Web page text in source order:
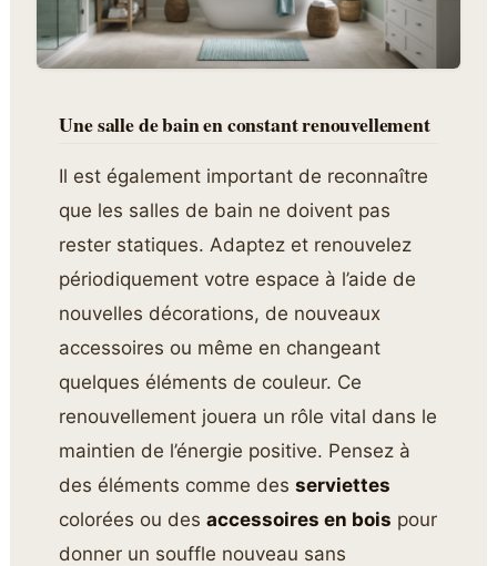
Une salle de bain en constant renouvellement
Il est également important de reconnaître
que les salles de bain ne doivent pas
rester statiques. Adaptez et renouvelez
périodiquement votre espace à l’aide de
nouvelles décorations, de nouveaux
accessoires ou même en changeant
quelques éléments de couleur. Ce
renouvellement jouera un rôle vital dans le
maintien de l’énergie positive. Pensez à
des éléments comme desserviettes
colorées ou desaccessoires en bois pour
donner un souffle nouveau sans